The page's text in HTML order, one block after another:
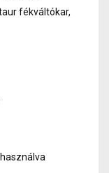
fékváltókar,